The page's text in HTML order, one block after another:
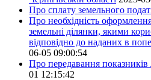
Про сплату земельного
Про необхідність
земельні ділянки, якими
відповідно до наданих в
06-05 09:00:54
Про передавання показників
01 12:15:42